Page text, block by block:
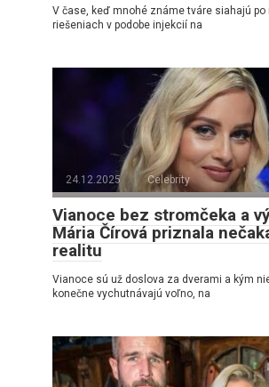
V čase, keď mnohé známe tváre siahajú po
riešeniach v podobe injekcií na
24.12.2025 Celebrity
Vianoce bez stromčeka a
Mária Čírová priznala
realitu
Vianoce sú už doslova za dverami a kým
konečne vychutnávajú voľno, na